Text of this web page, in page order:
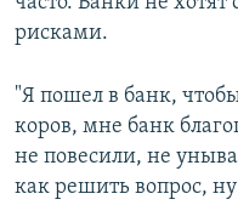
рисками.
"Я пошел в банк,
коров, мне банк
не повесили, не
как решить вопрос,